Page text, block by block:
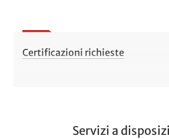
Certificazioni richieste
Servizi a